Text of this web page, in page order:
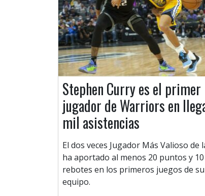
Stephen Curry es el primer
jugador de Warriors en
mil asistencias
El dos veces Jugador Más Valioso de
ha aportado al menos 20 puntos y 10
rebotes en los primeros juegos de su
equipo.